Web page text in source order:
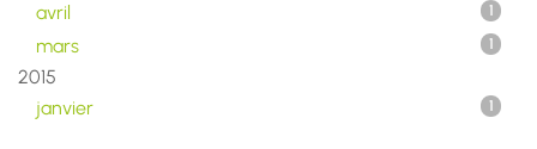
avril 1
mars 1
2015
janvier
1